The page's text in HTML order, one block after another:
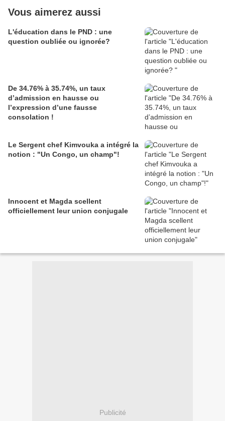
Vous aimerez aussi
L'éducation dans le PND : une
question oubliée ou ignorée?
De 34.76% à 35.74%, un taux
d’admission en hausse ou
l’expression d’une fausse
consolation !
Le Sergent chef Kimvouka a intégré la
notion : "Un Congo, un champ"!
Innocent et Magda scellent
officiellement leur union conjugale
Publicité